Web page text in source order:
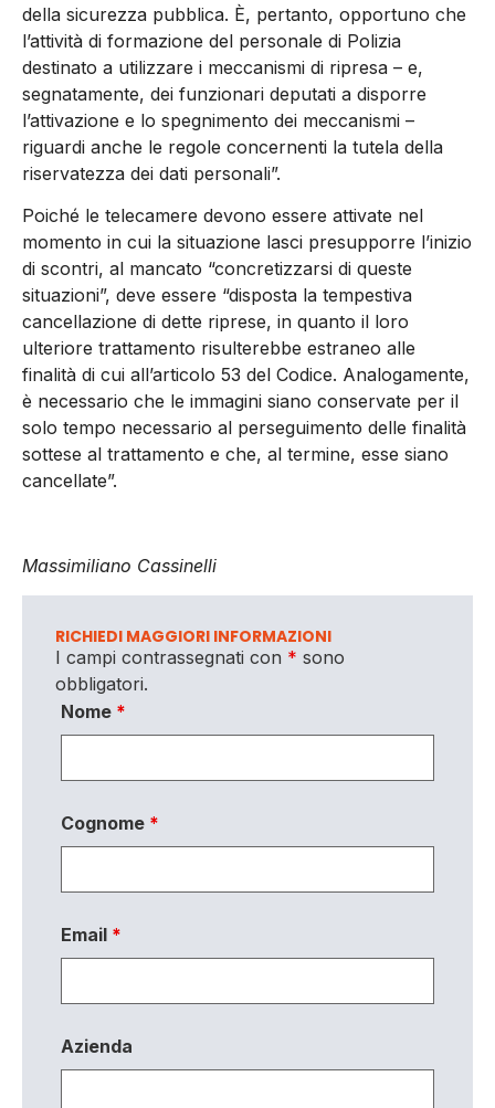
della sicurezza pubblica. È, pertanto, opportuno che
l’attività di formazione del personale di Polizia
destinato a utilizzare i meccanismi di ripresa – e,
segnatamente, dei funzionari deputati a disporre
l’attivazione e lo spegnimento dei meccanismi –
riguardi anche le regole concernenti la tutela della
riservatezza dei dati personali”.
Poiché le telecamere devono essere attivate nel
momento in cui la situazione lasci presupporre l’inizio
di scontri, al mancato “concretizzarsi di queste
situazioni”, deve essere “disposta la tempestiva
cancellazione di dette riprese, in quanto il loro
ulteriore trattamento risulterebbe estraneo alle
finalità di cui all’articolo 53 del Codice. Analogamente,
è necessario che le immagini siano conservate per il
solo tempo necessario al perseguimento delle finalità
sottese al trattamento e che, al termine, esse siano
cancellate”.
Massimiliano Cassinelli
RICHIEDI MAGGIORI INFORMAZIONI
I campi contrassegnati con * sono
obbligatori.
Nome *
Cognome *
Email *
Azienda